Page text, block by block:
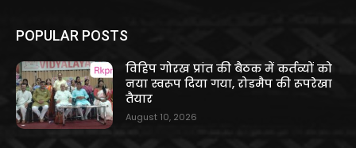
POPULAR POSTS
विहिप गोरख प्रांत की बैठक में कर्तव्यों को
नया स्वरूप दिया गया, रोडमैप की रूपरेखा
तैयार
August 10, 2026